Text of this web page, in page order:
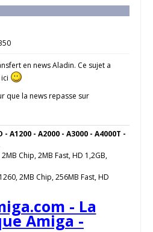
en news Aladin. Ce sujet a
que la news repasse sur
- A1200 - A2000 - A3000 - A4000T -
Chip, 2MB Fast, HD 1,2GB,
2MB Chip, 256MB Fast, HD
- La
Amiga -